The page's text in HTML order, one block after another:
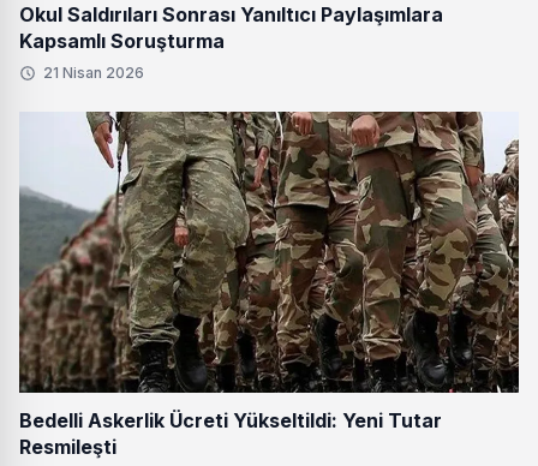
Okul Saldırıları Sonrası Yanıltıcı Paylaşımlara
Kapsamlı Soruşturma
21 Nisan 2026
Bedelli Askerlik Ücreti Yükseltildi: Yeni Tutar
Resmileşti